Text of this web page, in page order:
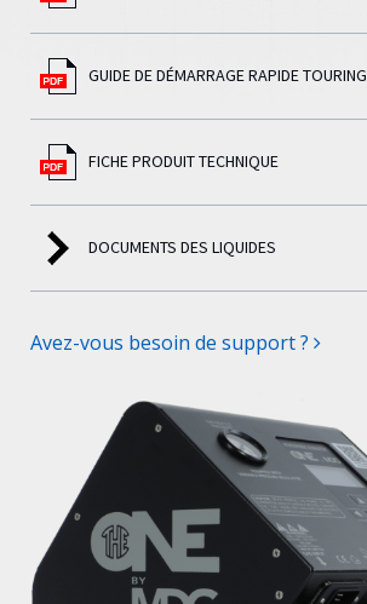
GUIDE DE DÉMARRAGE RAPIDE TOURING
FICHE PRODUIT TECHNIQUE
DOCUMENTS DES LIQUIDES
Avez-vous besoin de support ?